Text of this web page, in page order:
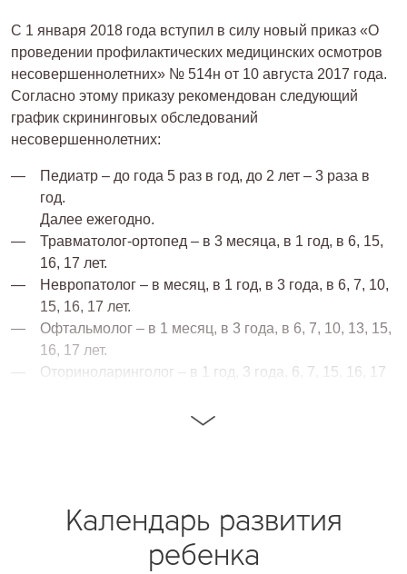
С 1 января 2018 года вступил в силу новый приказ «О
проведении профилактических медицинских осмотров
несовершеннолетних» № 514н от 10 августа 2017 года.
Согласно этому приказу рекомендован следующий
график скрининговых обследований
несовершеннолетних:
Педиатр – до года 5 раз в год, до 2 лет – 3 раза в
год.
Далее ежегодно.
Травматолог-ортопед – в 3 месяца, в 1 год, в 6, 15,
16, 17 лет.
Невропатолог – в месяц, в 1 год, в 3 года, в 6, 7, 10,
15, 16, 17 лет.
Офтальмолог – в 1 месяц, в 3 года, в 6, 7, 10, 13, 15,
16, 17 лет.
Оториноларинголог – в 1 год, 3 года, 6, 7, 15, 16, 17
Детский хирург – в 1 месяц, в 1 год, 3 года, 5, 6, 15,
3 года, 6, 14, 15, 16, 17 лет.
Мальчика показать урологу в 3 года, 6, 14, 15, 16, 17
Календарь развития
ребенка